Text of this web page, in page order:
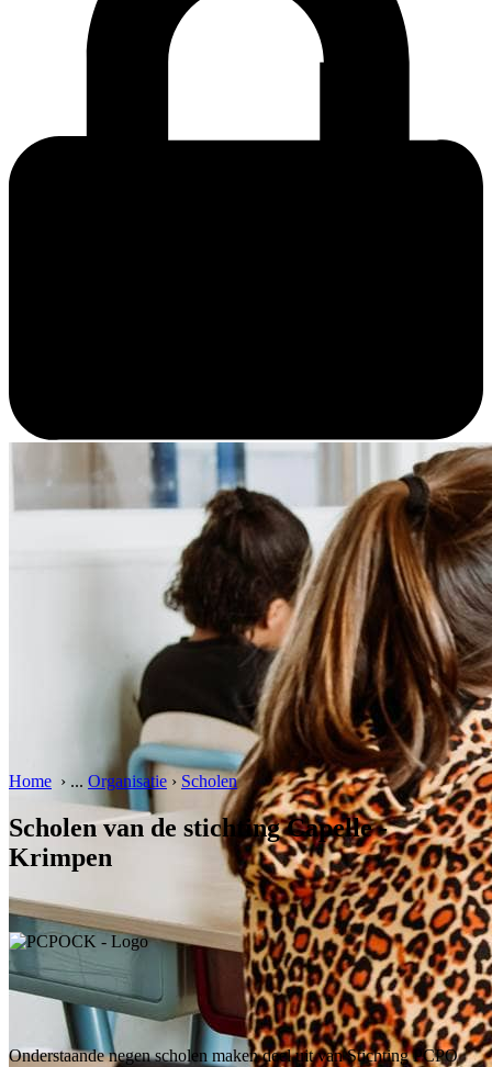
Home › ... Organisatie › Scholen
Scholen van de stichting Capelle -
Krimpen
Onderstaande negen scholen maken deel uit van Stichting PCPO